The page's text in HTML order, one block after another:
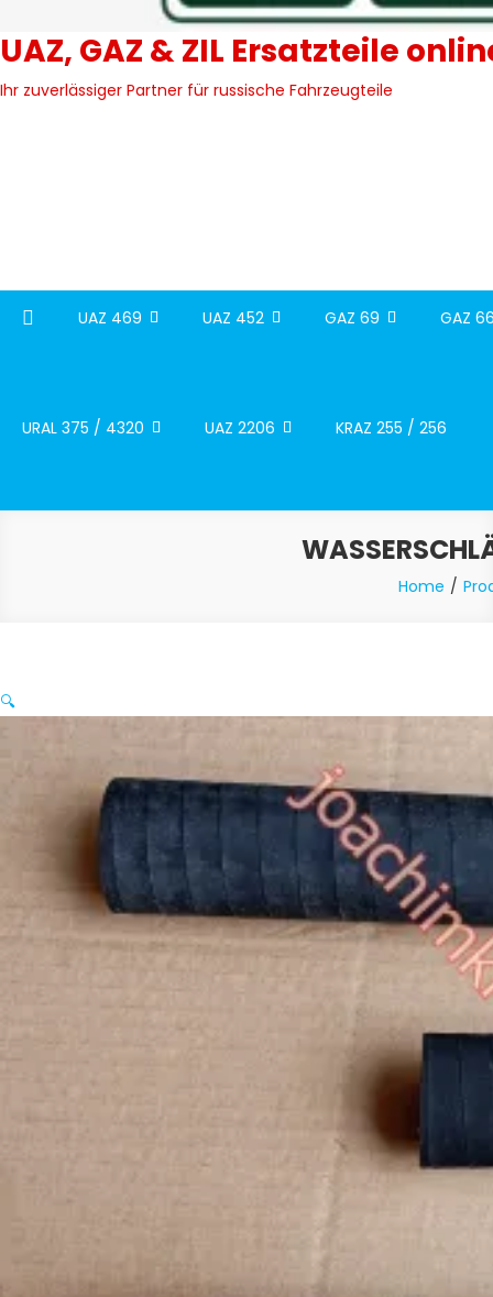
UAZ, GAZ & ZIL Ersatzteile
Ihr zuverlässiger Partner für russische Fahrzeugteile
UAZ 469 UAZ 452 GAZ 69 GAZ
URAL 375 / 4320 UAZ 2206 KRAZ 255 / 256
Home
🔍